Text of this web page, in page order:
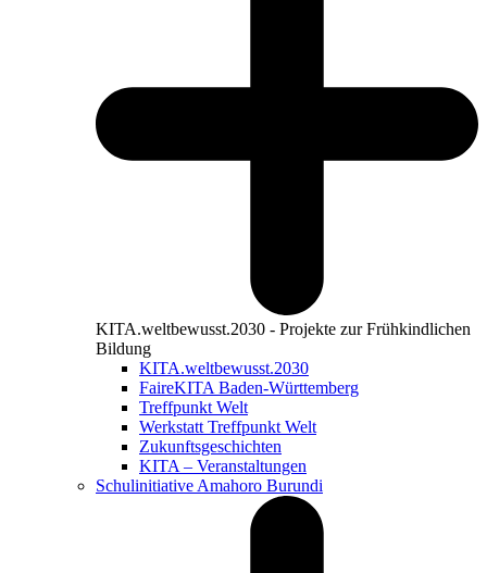
KITA.weltbewusst.2030 - Projekte zur Frühkindlichen
Bildung
KITA.weltbewusst.2030
FaireKITA Baden-Württemberg
Treffpunkt Welt
Werkstatt Treffpunkt Welt
Zukunftsgeschichten
KITA – Veranstaltungen
Schulinitiative Amahoro Burundi